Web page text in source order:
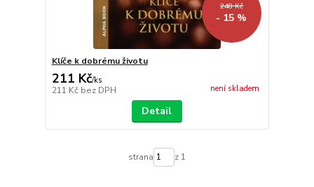
248 Kč
- 15 %
Klíče k dobrému životu
211 Kč/ks
211 Kč bez DPH není skladem
Detail
strana z 1